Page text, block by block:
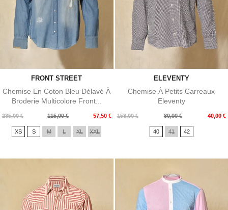
FRONT STREET
Chemise En Coton Bleu Délavé À
Broderie Multicolore Front...
235,00 €
Prix
base
115,00 € 57,50 €
Prix
XS S M L XL XXL
ELEVENTY
Chemise À Petits Carreaux
Eleventy
158,00 €
Prix
80,00 € 40,00 €
Prix
40 41 42